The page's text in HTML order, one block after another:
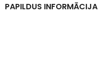
PAPILDUS INFORMĀCIJA